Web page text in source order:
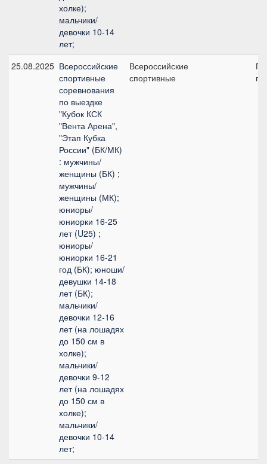
холке);
мальчики/
девочки 10-14
лет;
25.08.2025 Всероссийские
спортивные
соревнования
по выездке
"Кубок КСК
"Вента Арена",
"Этап Кубка
России" (БК/МК)
: мужчины/
женщины (БК) ;
мужчины/
женщины (МК);
юниоры/
юниорки 16-25
лет (U25) ;
юниоры/
юниорки 16-21
год (БК); юноши/
девушки 14-18
лет (БК);
мальчики/
девочки 12-16
лет (на лошадях
до 150 см в
холке);
мальчики/
девочки 9-12
лет (на лошадях
до 150 см в
холке);
мальчики/
девочки 10-14
лет;
Всероссийские
спортивные